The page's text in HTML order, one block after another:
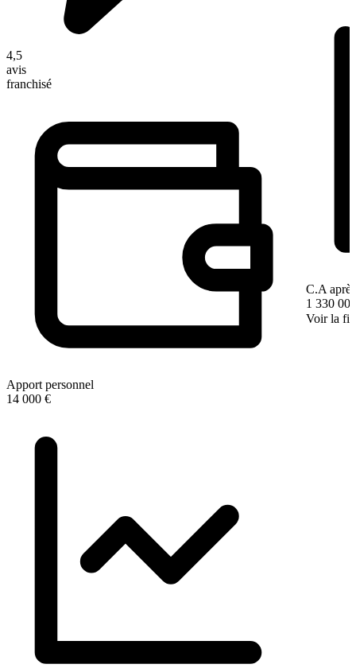
4,5
avis
franchisé
Apport personnel
14 000 €
C.A
1 330
Voir la